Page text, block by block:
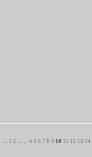
1 2 4 5 6 7 8 9 10 11 12 13 14